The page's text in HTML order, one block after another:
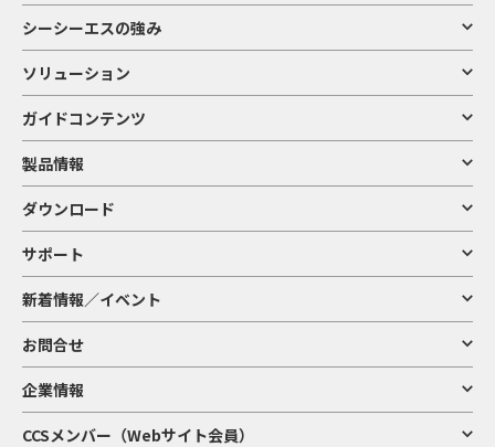
シーシーエスの強み
ソリューション
ガイドコンテンツ
製品情報
ダウンロード
サポート
新着情報／イベント
お問合せ
企業情報
CCSメンバー（Webサイト会員）